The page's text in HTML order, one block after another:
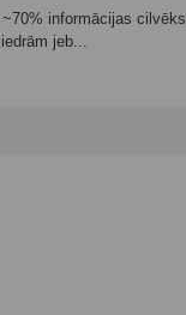
informācijas cilvēks
jeb...